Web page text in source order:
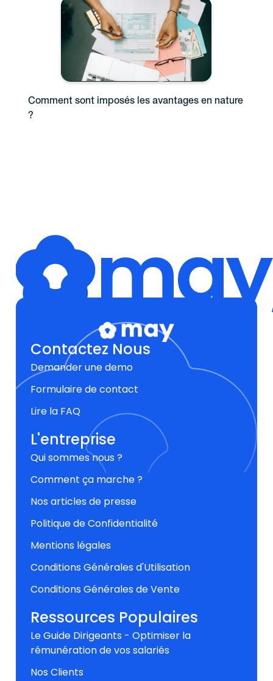
Comment sont imposés les avantages en nature
?
Contactez Nous
Demander une demo
Formulaire de contact
Lire la FAQ
L'entreprise
Qui sommes nous ?
Comment ça marche ?
Nos articles de presse
Politique de Confidentialité
Mentions légales
Conditions Générales d'Utilisation
Conditions Générales de Vente
Ressources Populaires
Le Guide Dirigeants - Optimiser la
rémunération de vos salariés
Nos Clients